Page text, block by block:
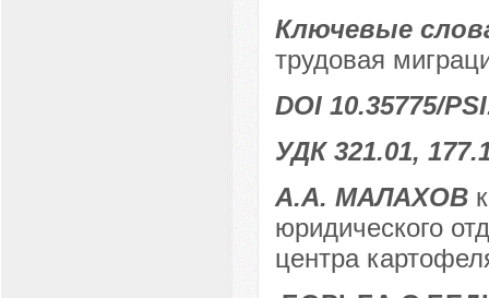
Ключевые
трудовая
DOI 10.35775/
УДК 321.01,
А.А. МАЛАХОВ
юридического
центра